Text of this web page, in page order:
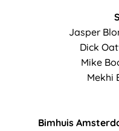
Jasper
Dick
Mike
Mekhi
Bimhuis